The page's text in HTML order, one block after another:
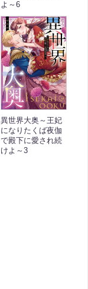
よ～6
異世界大奥～王妃
になりたくば夜伽
で殿下に愛され続
けよ～3